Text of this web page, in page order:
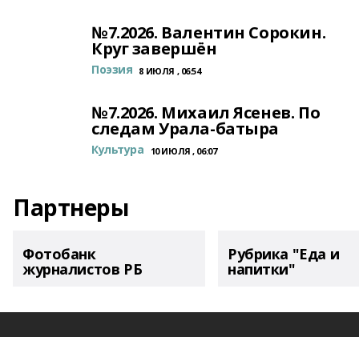
№7.2026. Валентин Сорокин.
Круг завершён
Поэзия 8 ИЮЛЯ , 06:54
№7.2026. Михаил Ясенев. По
следам Урала-батыра
Культура 10 ИЮЛЯ , 06:07
Партнеры
Фотобанк
журналистов РБ
Рубрика "Еда и
напитки"